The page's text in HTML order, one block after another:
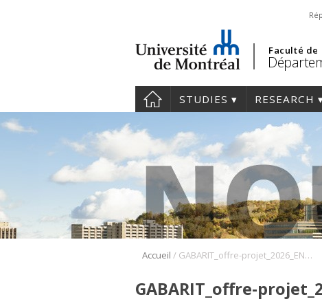
Faculté de
STUDIES RESEARCH
Accueil / GABARIT_offre-projet_2026_EN_Campeau
GABARIT_offre-